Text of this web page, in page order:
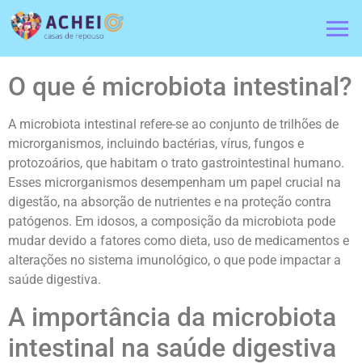
O que é microbiota intestinal?
A microbiota intestinal refere-se ao conjunto de trilhões de
microrganismos, incluindo bactérias, vírus, fungos e
protozoários, que habitam o trato gastrointestinal humano.
Esses microrganismos desempenham um papel crucial na
digestão, na absorção de nutrientes e na proteção contra
patógenos. Em idosos, a composição da microbiota pode
mudar devido a fatores como dieta, uso de medicamentos e
alterações no sistema imunológico, o que pode impactar a
saúde digestiva.
A importância da microbiota
intestinal na saúde digestiva